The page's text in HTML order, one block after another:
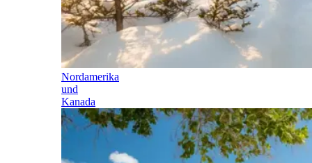
Nordamerika
und
Kanada